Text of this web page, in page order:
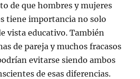
de que hombres y mujeres
tiene importancia no solo
vista educativo. También
de pareja y muchos fracasos
evitarse siendo ambos
de esas diferencias.